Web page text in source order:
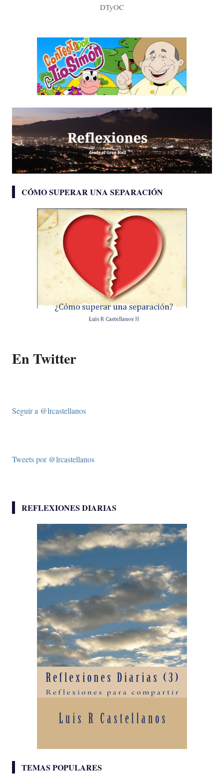
DTyOC
CÓMO SUPERAR UNA SEPARACIÓN
En Twitter
Seguir a @lrcastellanos
Tweets por @lrcastellanos
REFLEXIONES DIARIAS
TEMAS POPULARES